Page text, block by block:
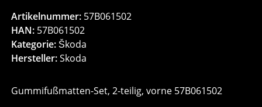
Artikelnummer: 57B061502
HAN: 57B061502
Kategorie: Škoda
Hersteller:Skoda
Gummifußmatten-Set, 2-teilig, vorne 57B061502